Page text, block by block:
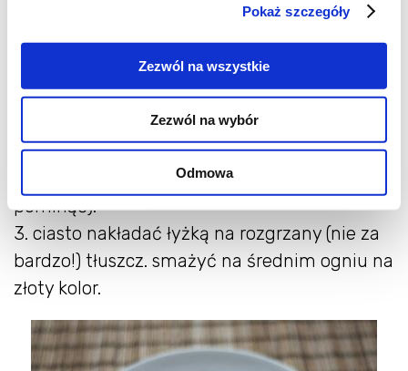
Pokaż szczegóły
Zezwól na wszystkie
Zezwól na wybór
Odmowa
pomocą widelca bądź trzepaczki na gładką
masę. powinny być zimne lub w
temperaturze pokojowej. nie mogą być za
ciepłe, by nie aktywować proszku do
2. najlepiej dać ciastu odpocząć z kwadrans
(chociaż ostatecznie można ten punkt
pominąć).
3. ciasto nakładać łyżką na rozgrzany (nie za
bardzo!) tłuszcz. smażyć na średnim ogniu na
złoty kolor.